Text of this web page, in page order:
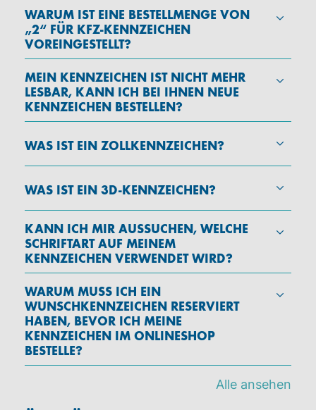
WARUM IST EINE BESTELLMENGE VON
„2“ FÜR KFZ-KENNZEICHEN
VOREINGESTELLT?
MEIN KENNZEICHEN IST NICHT MEHR
LESBAR, KANN ICH BEI IHNEN NEUE
KENNZEICHEN BESTELLEN?
WAS IST EIN ZOLLKENNZEICHEN?
WAS IST EIN 3D-KENNZEICHEN?
KANN ICH MIR AUSSUCHEN, WELCHE
SCHRIFTART AUF MEINEM
KENNZEICHEN VERWENDET WIRD?
WARUM MUSS ICH EIN
WUNSCHKENNZEICHEN RESERVIERT
HABEN, BEVOR ICH MEINE
KENNZEICHEN IM ONLINESHOP
BESTELLE?
Alle ansehen